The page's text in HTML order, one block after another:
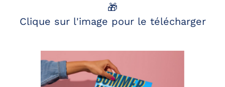
🎁
Clique sur l'image pour le télécharger